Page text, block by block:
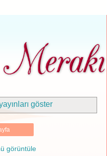
göster
görüntüle